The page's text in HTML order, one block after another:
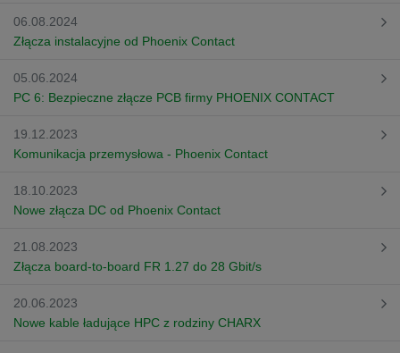
06.08.2024
Złącza instalacyjne od Phoenix Contact
05.06.2024
PC 6: Bezpieczne złącze PCB firmy PHOENIX CONTACT
19.12.2023
Komunikacja przemysłowa - Phoenix Contact
18.10.2023
Nowe złącza DC od Phoenix Contact
21.08.2023
Złącza board-to-board FR 1.27 do 28 Gbit/s
20.06.2023
Nowe kable ładujące HPC z rodziny CHARX